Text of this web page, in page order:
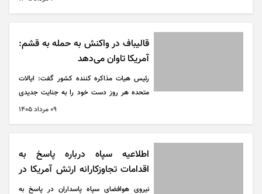
قالیباف در واکنش به حمله به قشم:
آمریکا تاوان می‌دهد
رئیس هیات مذاکره کننده کشور گفت: ایالات
متحده هر روز دست خود را به جنایت جدیدی
آلوده می‌کند؛ حمله تروریستی به منازل مسکونی
۰۹ مرداد ۱۴۰۵
اطلاعیه سپاه درباره پاسخ به
اقدامات تجاوزکارانه ارتش آمریکا در
اردن
نیروی هوافضای سپاه پاسداران در پاسخ به